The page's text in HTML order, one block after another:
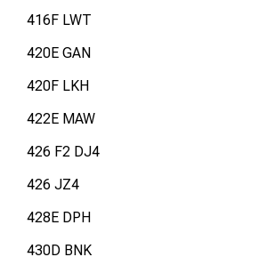
416F LWT
420E GAN
420F LKH
422E MAW
426 F2 DJ4
426 JZ4
428E DPH
430D BNK